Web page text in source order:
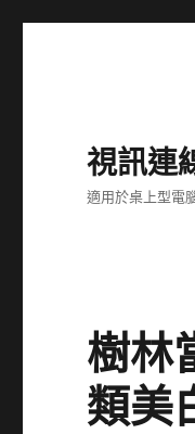
視訊連
適用於桌上型電
樹林
類美